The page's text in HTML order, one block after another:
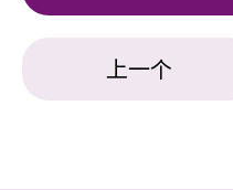
上一个